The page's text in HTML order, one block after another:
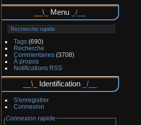
Menu
Tags(690)
Recherche
Commentaires(3708)
À propos
Notifications RSS
Identification
S'enregistrer
Connexion
Connexion rapide